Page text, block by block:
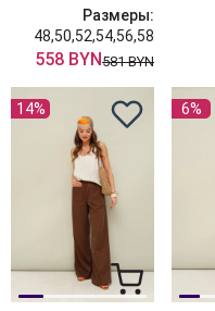
Размеры:
48,50,52,54,56,58
558 BYN581 BYN
14% 6%